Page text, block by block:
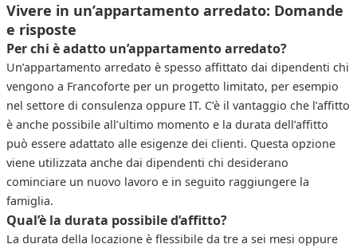
Vivere in un’appartamento arredato: Domande
e risposte
Per chi è adatto un’appartamento arredato?
Un’appartamento arredato è spesso affittato dai dipendenti chi
vengono a Francoforte per un progetto limitato, per esempio
nel settore di consulenza oppure IT. C’è il vantaggio che l’affitto
è anche possibile all’ultimo momento e la durata dell’affitto
può essere adattato alle esigenze dei clienti. Questa opzione
viene utilizzata anche dai dipendenti chi desiderano
cominciare un nuovo lavoro e in seguito raggiungere la
famiglia.
Qual’è la durata possibile d’affitto?
La durata della locazione è flessibile da tre a sei mesi oppure